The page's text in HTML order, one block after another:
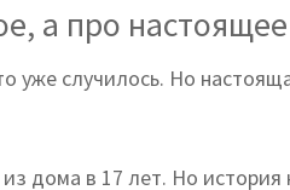
а про настоящее
уже случилось. Но
дома в 17 лет. Но